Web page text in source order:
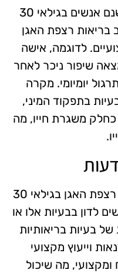
חקר מקרים מצביע על כך שישנם אנשים בגילאי 30
רצפת האגן
לדוגמה, אישה
מצאה שיפור ניכר לאחר
יומיומי. מקרה
40, שסבל מבעיות בתפקוד המיני,
כחלק משגרת חייו, מה
העלאת המודעות לגבי בריאות רצפת האגן בגילאי 30
לדון בבעיות אלו או
בעיות בריאותיות
וייעוץ מקצועי
ומקצועי, מה שיכול